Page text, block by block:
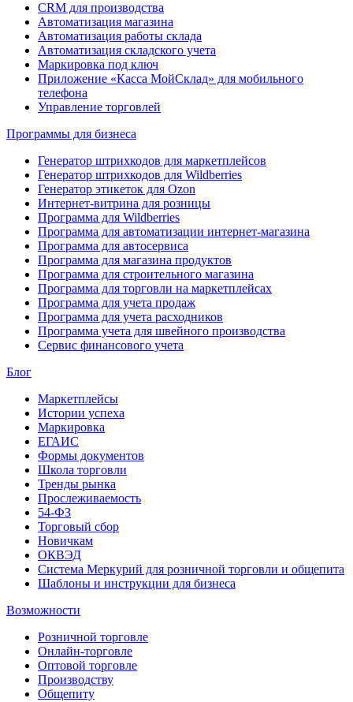
CRM для производства
Автоматизация магазина
Автоматизация работы склада
Автоматизация складского учета
Маркировка под ключ
Приложение «Касса МойСклад» для мобильного
телефона
Управление торговлей
Программы для бизнеса
Генератор штрихкодов для маркетплейсов
Генератор штрихкодов для Wildberries
Генератор этикеток для Ozon
Интернет-витрина для розницы
Программа для Wildberries
Программа для автоматизации интернет-магазина
Программа для автосервиса
Программа для магазина продуктов
Программа для строительного магазина
Программа для торговли на маркетплейсах
Программа для учета продаж
Программа для учета расходников
Программа учета для швейного производства
Сервис финансового учета
Блог
Маркетплейсы
Истории успеха
Маркировка
ЕГАИС
Формы документов
Школа торговли
Тренды рынка
Прослеживаемость
54-ФЗ
Торговый сбор
Новичкам
ОКВЭД
Система Меркурий для розничной торговли и общепита
Шаблоны и инструкции для бизнеса
Возможности
Розничной торговле
Онлайн-торговле
Оптовой торговле
Производству
Общепиту